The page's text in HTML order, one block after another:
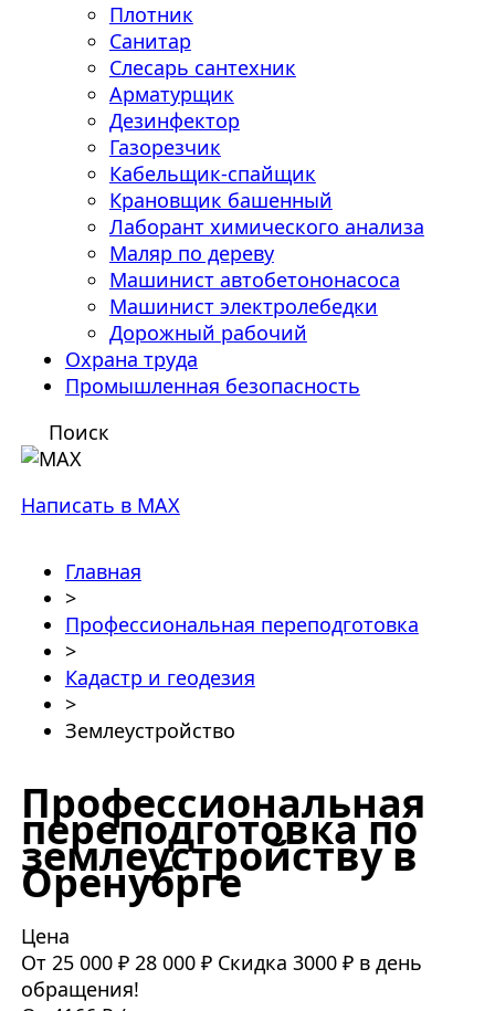
Плотник
Санитар
Слесарь сантехник
Арматурщик
Дезинфектор
Газорезчик
Кабельщик-спайщик
Крановщик башенный
Лаборант химического анализа
Маляр по дереву
Машинист автобетононасоса
Машинист электролебедки
Дорожный рабочий
Охрана труда
Промышленная безопасность
Поиск
Написать в MAX
Главная
>
Профессиональная переподготовка
>
Кадастр и геодезия
>
Землеустройство
Профессиональная
переподготовка по
землеустройству в
Оренубрге
Цена
От 25 000 ₽ 28 000 ₽ Скидка 3000 ₽ в день
обращения!